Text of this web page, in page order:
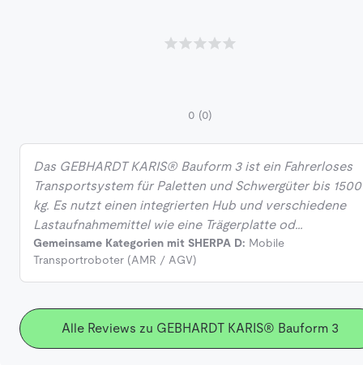
0 (0)
Das GEBHARDT KARIS® Bauform 3 ist ein Fahrerloses
Transportsystem für Paletten und Schwergüter bis 1500
kg. Es nutzt einen integrierten Hub und verschiedene
Lastaufnahmemittel wie eine Trägerplatte od…
Gemeinsame Kategorien mit SHERPA D: Mobile
Transportroboter (AMR / AGV)
Alle Reviews zu GEBHARDT KARIS® Bauform 3